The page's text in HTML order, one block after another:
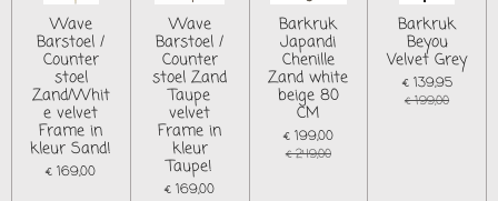
Wave
Barstoel /
Counter
stoel
Zand/Whit
e velvet
Frame in
kleur Sand!
€ 169,00
Wave
Barstoel /
Counter
stoel Zand
Taupe
velvet
Frame in
kleur
Taupe!
€ 169,00
Barkruk
Japandi
Chenille
Zand white
beige 80
CM
€ 199,00
€ 249,00
Barkruk
Beyou
Velvet Grey
€ 139,95
€ 199,00